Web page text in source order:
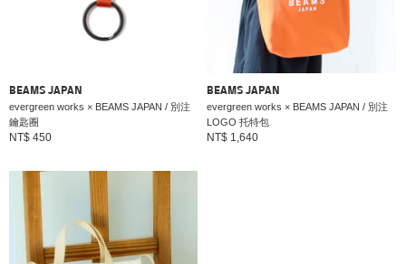
BEAMS JAPAN
evergreen works × BEAMS JAPAN / 別注
鑰匙圈
NT$ 450
BEAMS JAPAN
evergreen works × BEAMS JAPAN / 別注
LOGO 托特包
NT$ 1,640